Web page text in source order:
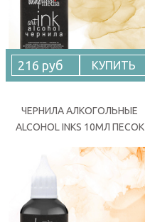
216 руб КУПИТЬ
ЧЕРНИЛА АЛКОГОЛЬНЫЕ
ALCOHOL INKS 10МЛ ПЕСОК